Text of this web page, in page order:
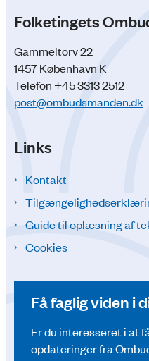
Folketingets
Gammeltorv 22
1457 København K
Telefon +45 3313 2512
post@ombudsmanden.dk
Links
Kontakt
Guide til oplæsning af
Cookies
Få faglig viden i
Er du interesseret i at
opdateringer fra